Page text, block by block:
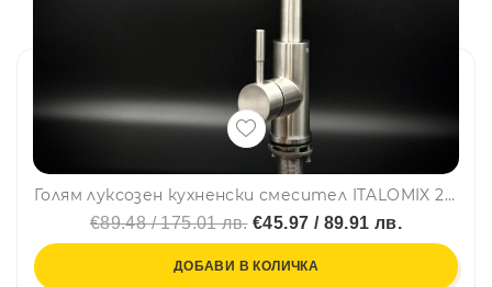
Голям луксозен кухненски смесител ITALOMIX 2045 с изтегляща се аераторна глава и тежест, ИНОКС
€89.48 / 175.01 лв.€45.97 / 89.91 лв.
ДОБАВИ В КОЛИЧКА